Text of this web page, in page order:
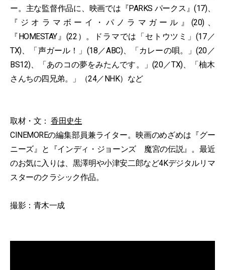
ー。主な監督作品に、映画では『PARKS パークス』(17)、
『ジオラマボーイ・パノラマガール』(20)、
『HOMESTAY』(22）。ドラマでは「セトウツミ」(17／
TX)、「声ガール！」(18／ABC)、「カレーの唄。」(20／
BS12)、「あのコの夢をみたんです。」(20／TX)、「柚木
さんちの四兄弟。」（24／NHK）など
取材・文： 香田史生
CINEMOREの編集部員兼ライター。映画のめざめは『グー
ニーズ』と『インディ・ジョーンズ 魔宮の伝説』。最近
のお気に入りは、黒澤明や小津安二郎など4Kデジタルリマ
スターのクラシック作品。
撮影：青木一成